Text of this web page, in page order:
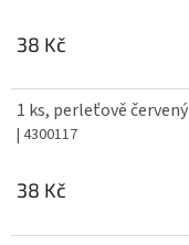
38 Kč
1 ks, perleťově červený
| 4300117
38 Kč